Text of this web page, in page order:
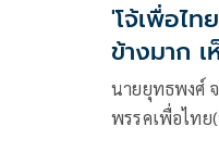
'โจ้เพื่อไท
ข้างมาก
ลำ
นายยุทธพงศ์
พรรคเพื่อไทย